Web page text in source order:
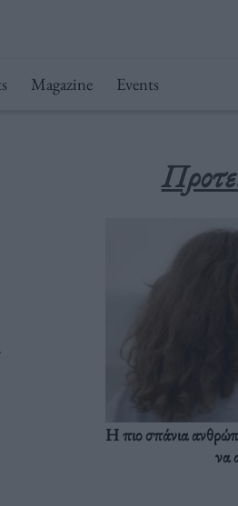
Magazine Events
Η πιο σπάνια
να